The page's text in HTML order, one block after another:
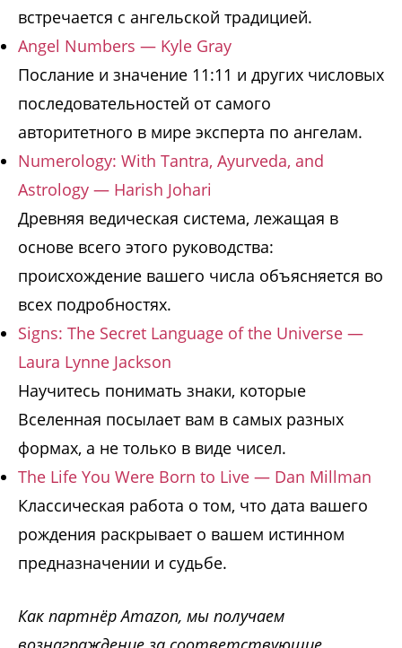
встречается с ангельской традицией.
Angel Numbers — Kyle Gray
Послание и значение 11:11 и других числовых
последовательностей от самого
авторитетного в мире эксперта по ангелам.
Numerology: With Tantra, Ayurveda, and
Astrology — Harish Johari
Древняя ведическая система, лежащая в
основе всего этого руководства:
происхождение вашего числа объясняется во
всех подробностях.
Signs: The Secret Language of the Universe —
Laura Lynne Jackson
Научитесь понимать знаки, которые
Вселенная посылает вам в самых разных
формах, а не только в виде чисел.
The Life You Were Born to Live — Dan Millman
Классическая работа о том, что дата вашего
рождения раскрывает о вашем истинном
предназначении и судьбе.
Как партнёр Amazon, мы получаем